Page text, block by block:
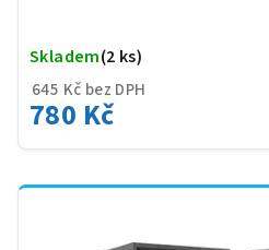
645 Kč bez DPH
780 Kč
Skladem(2 ks)